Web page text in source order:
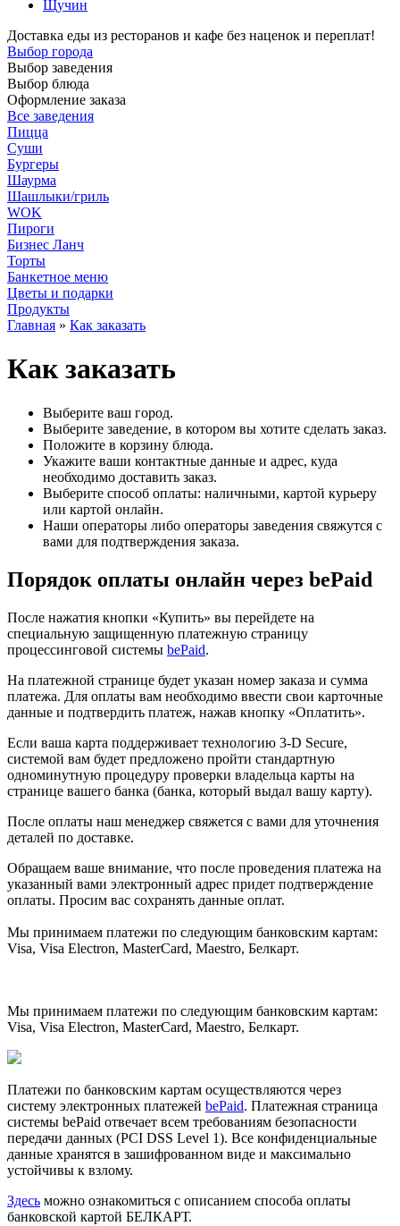
Щучин
Доставка еды из ресторанов и кафе без наценок и переплат!
Выбор города
Выбор заведения
Выбор блюда
Оформление заказа
Все заведения
Пицца
Суши
Бургеры
Шаурма
Шашлыки/гриль
WOK
Пироги
Бизнес Ланч
Торты
Банкетное меню
Цветы и подарки
Продукты
Главная » Как заказать
Как заказать
Выберите ваш город.
Выберите заведение, в котором вы хотите сделать заказ.
Положите в корзину блюда.
Укажите ваши контактные данные и адрес, куда
необходимо доставить заказ.
Выберите способ оплаты: наличными, картой курьеру
или картой онлайн.
Наши операторы либо операторы заведения свяжутся с
вами для подтверждения заказа.
Порядок оплаты онлайн через bePaid
После нажатия кнопки «Купить» вы перейдете на
специальную защищенную платежную страницу
процессинговой системы bePaid.
На платежной странице будет указан номер заказа и сумма
платежа. Для оплаты вам необходимо ввести свои карточные
данные и подтвердить платеж, нажав кнопку «Оплатить».
Если ваша карта поддерживает технологию 3-D Secure,
системой вам будет предложено пройти стандартную
одноминутную процедуру проверки владельца карты на
странице вашего банка (банка, который выдал вашу карту).
После оплаты наш менеджер свяжется с вами для уточнения
деталей по доставке.
Обращаем ваше внимание, что после проведения платежа на
указанный вами электронный адрес придет подтверждение
оплаты. Просим вас сохранять данные оплат.
Мы принимаем платежи по следующим банковским картам:
Visa, Visa Electron, MasterCard, Maestro, Белкарт.
Мы принимаем платежи по следующим банковским картам:
Visa, Visa Electron, MasterCard, Maestro, Белкарт.
Платежи по банковским картам осуществляются через
систему электронных платежей bePaid. Платежная страница
системы bePaid отвечает всем требованиям безопасности
передачи данных (PCI DSS Level 1). Все конфиденциальные
данные хранятся в зашифрованном виде и максимально
устойчивы к взлому.
Здесь можно ознакомиться с описанием способа оплаты
банковской картой БЕЛКАРТ.